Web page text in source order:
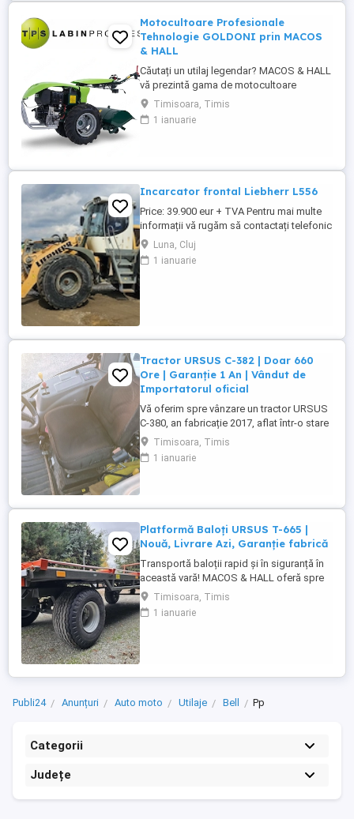
Motocultoare Profesionale
Tehnologie GOLDONI prin MACOS
& HALL
Căutați un utilaj legendar? MACOS & HALL
vă prezintă gama de motocultoare
profesionale, construite pe platforma
istorică Goldoni Italia. Aceleași transmisii
indestructibile și fiabilitate care au
generație. 1. Super Special Green (12,5 ...
Timisoara, Timis
1 ianuarie
Incarcator frontal Liebherr L556
Price: 39.900 eur + TVA Pentru mai multe
informații vă rugăm să contactați telefonic
la numerele: tel: Vezi numărul sau: Vezi
numărul Încărcător frontal Liebherr L556
An fabricație: 2013 Ore de funcționare:
Luna, Cluj
1 ianuarie
Tractor URSUS C-382 | Doar 660
Ore | Garanție 1 An | Vândut de
Importatorul oficial
Vă oferim spre vânzare un tractor URSUS
C-380, an fabricație 2017, aflat într-o stare
tehnică și estetică excepțională. Utilajul a
fost vândut de nou de către noi (MACOS &
HALL) și a beneficiat de o exploatare
simplu și versatil, ...
Timisoara, Timis
1 ianuarie
Platformă Baloți URSUS T-665 |
Nouă, Livrare Azi, Garanție fabrică
Transportă baloții rapid și în siguranță în
această vară! MACOS & HALL oferă spre
vânzare imediată din stoc platforma
profesională URSUS T-665. Utilajul este
nou, se livrează rapid și este gata de pus
Timisoara, Timis
1 ianuarie
Publi24 Anunțuri Auto moto Utilaje Bell Pp
Categorii
Județe